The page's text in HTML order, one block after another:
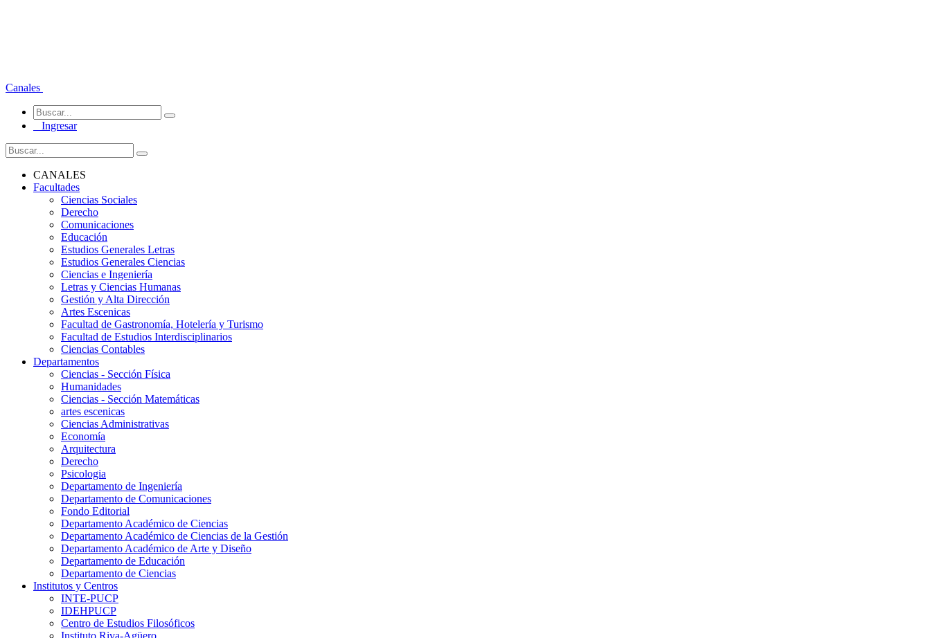
Canales
Ingresar
CANALES
Facultades
Ciencias Sociales
Derecho
Comunicaciones
Educación
Estudios Generales Letras
Estudios Generales Ciencias
Ciencias e Ingeniería
Letras y Ciencias Humanas
Gestión y Alta Dirección
Artes Escenicas
Facultad de Gastronomía, Hotelería y Turismo
Facultad de Estudios Interdisciplinarios
Ciencias Contables
Departamentos
Ciencias - Sección Física
Humanidades
Ciencias - Sección Matemáticas
artes escenicas
Ciencias Administrativas
Economía
Arquitectura
Derecho
Psicologia
Departamento de Ingeniería
Departamento de Comunicaciones
Fondo Editorial
Departamento Académico de Ciencias
Departamento Académico de Ciencias de la Gestión
Departamento Académico de Arte y Diseño
Departamento de Educación
Departamento de Ciencias
Institutos y Centros
INTE-PUCP
IDEHPUCP
Centro de Estudios Filosóficos
Instituto Riva-Agüero